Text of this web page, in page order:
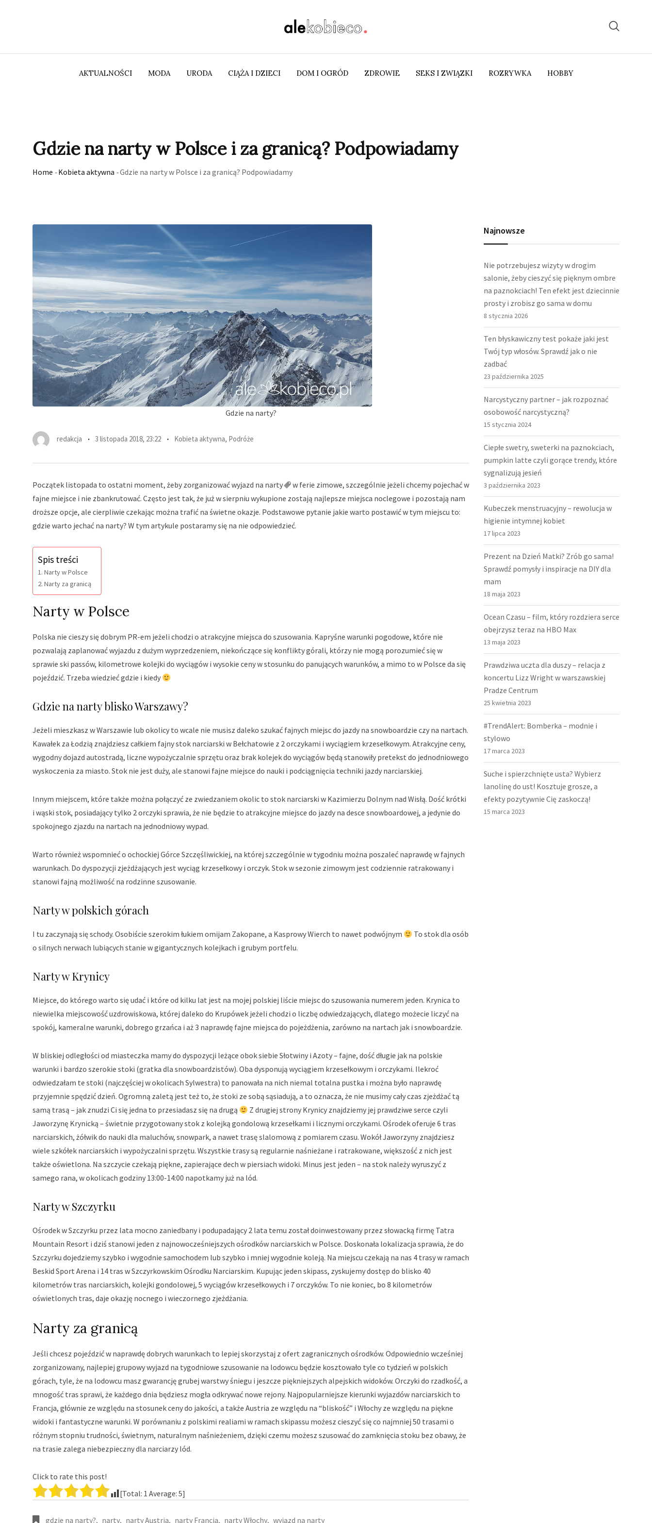
AKTUALNOŚCI MODA URODA CIĄŻA I DZIECI DOM I OGRÓD ZDROWIE SEKS I ZWIĄZKI ROZRYWKA HOBBY
Gdzie na narty w Polsce i za granicą? Podpowiadamy
Home -Kobieta aktywna -Gdzie na narty w Polsce i za granicą? Podpowiadamy
Gdzie na narty?
redakcja 3 listopada 2018, 23:22 Kobieta aktywna, Podróże
Początek listopada to ostatni moment, żeby zorganizować wyjazd na narty
w ferie zimowe, szczególnie jeżeli chcemy pojechać w
fajne miejsce i nie zbankrutować. Często jest tak, że już w sierpniu wykupione zostają najlepsze miejsca noclegowe i pozostają nam
droższe opcje, ale cierpliwie czekając można trafić na świetne okazje. Podstawowe pytanie jakie warto postawić w tym miejscu to:
gdzie warto jechać na narty? W tym artykule postaramy się na nie odpowiedzieć.
Spis treści
Narty w Polsce
Narty za granicą
Narty w Polsce
Polska nie cieszy się dobrym PR-em jeżeli chodzi o atrakcyjne miejsca do szusowania. Kapryśne warunki pogodowe, które nie
pozwalają zaplanować wyjazdu z dużym wyprzedzeniem, niekończące się konflikty górali, którzy nie mogą porozumieć się w
sprawie ski passów, kilometrowe kolejki do wyciągów i wysokie ceny w stosunku do panujących warunków, a mimo to w Polsce da się
pojeździć. Trzeba wiedzieć gdzie i kiedy
Gdzie na narty blisko Warszawy?
Jeżeli mieszkasz w Warszawie lub okolicy to wcale nie musisz daleko szukać fajnych miejsc do jazdy na snowboardzie czy na nartach.
Kawałek za Łodzią znajdziesz całkiem fajny stok narciarski w Bełchatowie z 2 orczykami i wyciągiem krzesełkowym. Atrakcyjne ceny,
wygodny dojazd autostradą, liczne wypożyczalnie sprzętu oraz brak kolejek do wyciągów będą stanowiły pretekst do jednodniowego
wyskoczenia za miasto. Stok nie jest duży, ale stanowi fajne miejsce do nauki i podciągnięcia techniki jazdy narciarskiej.
Innym miejscem, które także można połączyć ze zwiedzaniem okolic to stok narciarski w Kazimierzu Dolnym nad Wisłą. Dość krótki
i wąski stok, posiadający tylko 2 orczyki sprawia, że nie będzie to atrakcyjne miejsce do jazdy na desce snowboardowej, a jedynie do
spokojnego zjazdu na nartach na jednodniowy wypad.
Warto również wspomnieć o ochockiej Górce Szczęśliwickiej, na której szczególnie w tygodniu można poszaleć naprawdę w fajnych
warunkach. Do dyspozycji zjeżdżających jest wyciąg krzesełkowy i orczyk. Stok w sezonie zimowym jest codziennie ratrakowany i
stanowi fajną możliwość na rodzinne szusowanie.
Narty w polskich górach
I tu zaczynają się schody. Osobiście szerokim łukiem omijam Zakopane, a Kasprowy Wierch to nawet podwójnym
To stok dla osób
o silnych nerwach lubiących stanie w gigantycznych kolejkach i grubym portfelu.
Narty w Krynicy
Miejsce, do którego warto się udać i które od kilku lat jest na mojej polskiej liście miejsc do szusowania numerem jeden. Krynica to
niewielka miejscowość uzdrowiskowa, której daleko do Krupówek jeżeli chodzi o liczbę odwiedzających, dlatego możecie liczyć na
spokój, kameralne warunki, dobrego grzańca i aż 3 naprawdę fajne miejsca do pojeżdżenia, zarówno na nartach jak i snowboardzie.
W bliskiej odległości od miasteczka mamy do dyspozycji leżące obok siebie Słotwiny i Azoty – fajne, dość długie jak na polskie
warunki i bardzo szerokie stoki (gratka dla snowboardzistów). Oba dysponują wyciągiem krzesełkowym i orczykami. Ilekroć
odwiedzałam te stoki (najczęściej w okolicach Sylwestra) to panowała na nich niemal totalna pustka i można było naprawdę
przyjemnie spędzić dzień. Ogromną zaletą jest też to, że stoki ze sobą sąsiadują, a to oznacza, że nie musimy cały czas zjeżdżać tą
samą trasą – jak znudzi Ci się jedna to przesiadasz się na drugą
Z drugiej strony Krynicy znajdziemy jej prawdziwe serce czyli
Jaworzynę Krynicką – świetnie przygotowany stok z kolejką gondolową krzesełkami i licznymi orczykami. Ośrodek oferuje 6 tras
narciarskich, żółwik do nauki dla maluchów, snowpark, a nawet trasę slalomową z pomiarem czasu. Wokół Jaworzyny znajdziesz
wiele szkółek narciarskich i wypożyczalni sprzętu. Wszystkie trasy są regularnie naśnieżane i ratrakowane, większość z nich jest
także oświetlona. Na szczycie czekają piękne, zapierające dech w piersiach widoki. Minus jest jeden – na stok należy wyruszyć z
samego rana, w okolicach godziny 13:00-14:00 napotkamy już na lód.
Narty w Szczyrku
Ośrodek w Szczyrku przez lata mocno zaniedbany i podupadający 2 lata temu został doinwestowany przez słowacką firmę Tatra
Mountain Resort i dziś stanowi jeden z najnowocześniejszych ośrodków narciarskich w Polsce. Doskonała lokalizacja sprawia, że do
Szczyrku dojedziemy szybko i wygodnie samochodem lub szybko i mniej wygodnie koleją. Na miejscu czekają na nas 4 trasy w ramach
Beskid Sport Arena i 14 tras w Szczyrkowskim Ośrodku Narciarskim. Kupując jeden skipass, zyskujemy dostęp do blisko 40
kilometrów tras narciarskich, kolejki gondolowej, 5 wyciągów krzesełkowych i 7 orczyków. To nie koniec, bo 8 kilometrów
oświetlonych tras, daje okazję nocnego i wieczornego zjeżdżania.
Narty za granicą
Jeśli chcesz pojeździć w naprawdę dobrych warunkach to lepiej skorzystaj z ofert zagranicznych ośrodków. Odpowiednio wcześniej
zorganizowany, najlepiej grupowy wyjazd na tygodniowe szusowanie na lodowcu będzie kosztowało tyle co tydzień w polskich
górach, tyle, że na lodowcu masz gwarancję grubej warstwy śniegu i jeszcze piękniejszych alpejskich widoków. Orczyki do rzadkość, a
mnogość tras sprawi, że każdego dnia będziesz mogła odkrywać nowe rejony. Najpopularniejsze kierunki wyjazdów narciarskich to
Francja, głównie ze względu na stosunek ceny do jakości, a także Austria ze względu na “bliskość” i Włochy ze względu na piękne
widoki i fantastyczne warunki. W porównaniu z polskimi realiami w ramach skipassu możesz cieszyć się co najmniej 50 trasami o
różnym stopniu trudności, świetnym, naturalnym naśnieżeniem, dzięki czemu możesz szusować do zamknięcia stoku bez obawy, że
na trasie zalega niebezpieczny dla narciarzy lód.
Click to rate this post!
[Total: 1 Average: 5]
gdzie na narty?, narty, narty Austria, narty Francja, narty Włochy, wyjazd na narty
Najnowsze
Nie potrzebujesz wizyty w drogim
salonie, żeby cieszyć się pięknym ombre
na paznokciach! Ten efekt jest dziecinnie
prosty i zrobisz go sama w domu
8 stycznia 2026
Ten błyskawiczny test pokaże jaki jest
Twój typ włosów. Sprawdź jak o nie
zadbać
23 października 2025
Narcystyczny partner – jak rozpoznać
osobowość narcystyczną?
15 stycznia 2024
Ciepłe swetry, sweterki na paznokciach,
pumpkin latte czyli gorące trendy, które
sygnalizują jesień
3 października 2023
Kubeczek menstruacyjny – rewolucja w
higienie intymnej kobiet
17 lipca 2023
Prezent na Dzień Matki? Zrób go sama!
Sprawdź pomysły i inspiracje na DIY dla
mam
18 maja 2023
Ocean Czasu – film, który rozdziera serce
obejrzysz teraz na HBO Max
13 maja 2023
Prawdziwa uczta dla duszy – relacja z
koncertu Lizz Wright w warszawskiej
Pradze Centrum
25 kwietnia 2023
#TrendAlert: Bomberka – modnie i
stylowo
17 marca 2023
Suche i spierzchnięte usta? Wybierz
lanolinę do ust! Kosztuje grosze, a
efekty pozytywnie Cię zaskoczą!
15 marca 2023